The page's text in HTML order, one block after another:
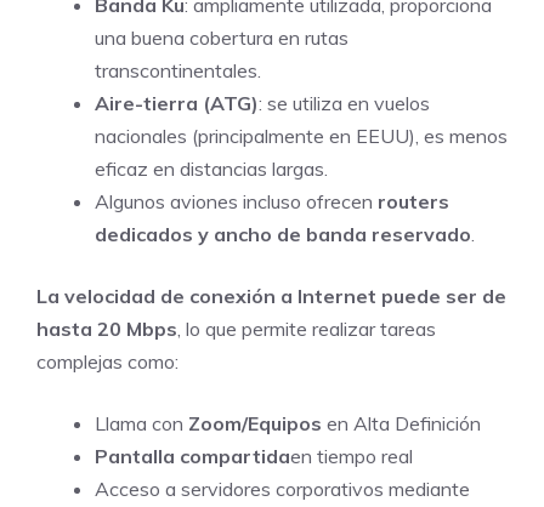
una buena cobertura en rutas
transcontinentales.
Aire-tierra (ATG): se utiliza en vuelos
nacionales (principalmente en EEUU), es menos
eficaz en distancias largas.
Algunos aviones incluso ofrecen routers
dedicados y ancho de banda reservado
La velocidad de conexión a Internet puede ser de
hasta 20 Mbps , lo que permite realizar tareas
complejas como:
Llama con Zoom/Equipos en Alta Definición
Pantalla compartidaen tiempo real
Acceso a servidores corporativos mediante